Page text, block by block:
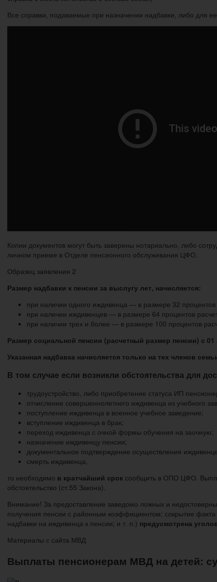
Все справки, подаваемые при назначении надбавки, либо для
Копии документов могут быть заверены нотариально, либо
личном приеме в Отделе пенсионного обслуживания ЦФО.
Образец заявления 2
Размер надбавки к пенсии за выслугу лет, начисляется:
при наличии одного иждивенца — в размере 32
при наличии иждивенцев — в размере 64 процентов
при наличии трех и более — в размере 100 процентов
Размер социальной пенсии (расчетный размер пенсии) с
Указанная надбавка начисляется только на тех членов
В том случае если возникли обстоятельства для
трудоустройство, либо приобретение статуса ИП
отчисление совершеннолетнего иждивенца из учебного
поступление иждивенца в военное учебное заведение;
вступление иждивенца в брак;
переход иждивенца с очной формы обучения на заочную;
назначение иждивенцу пенсии;
документальное подтверждение осуществления
смерть иждивенца,
то необходимо в кратчайший срок сообщить в ОПО ЦФО.
обстоятельство (ст.55 Закона).
Внимание! За предоставление заведомо ложных и
получения пенсии с районным коэффициентом; сокрытие факта
надбавки на иждивенца к пенсии; и т. п.) предусмотрена
Материалы с сайта МВД
Выплаты пенсионерам МВД на детей: